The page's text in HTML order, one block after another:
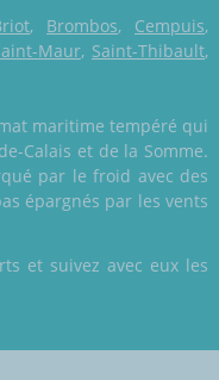
, Brombos, Cempuis,
Maur, Saint-Thibault,
maritime tempéré qui
Calais et de la Somme.
par le froid avec des
épargnés par les vents
et suivez avec eux les